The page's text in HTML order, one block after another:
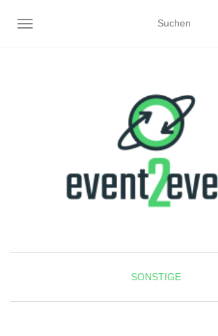
NAVIGATION UMSCHALTEN
SONSTIGE